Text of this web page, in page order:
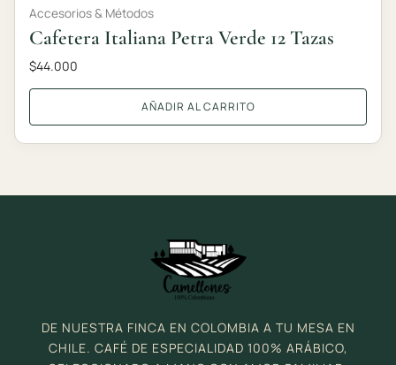
Accesorios & Métodos
Cafetera Italiana Petra Verde 12 Tazas
$44.000
AÑADIR AL CARRITO
DE NUESTRA FINCA EN COLOMBIA A TU MESA EN
CHILE. CAFÉ DE ESPECIALIDAD 100% ARÁBICO,